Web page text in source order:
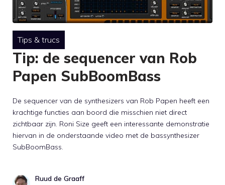
Tips & trucs
Tip: de sequencer van Rob
Papen SubBoomBass
De sequencer van de synthesizers van Rob Papen heeft een
krachtige functies aan boord die misschien niet direct
zichtbaar zijn. Roni Size geeft een interessante demonstratie
hiervan in de onderstaande video met de bassynthesizer
SubBoomBass.
Ruud de Graaff